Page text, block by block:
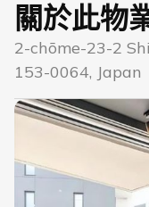
關於此物
2-chōme-23-2
153-0064, Japan